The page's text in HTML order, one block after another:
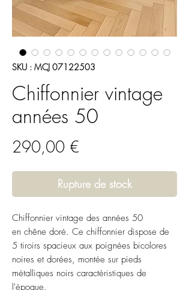
SKU : MCJ 07122503
Chiffonnier vintage
années 50
290,00 €
Rupture de stock
Chiffonnier vintage des années 50
en chêne doré. Ce chiffonnier dispose de
5 tiroirs spacieux aux poignées bicolores
noires et dorées, montée sur pieds
métalliques noirs caractéristiques de
l'époque.